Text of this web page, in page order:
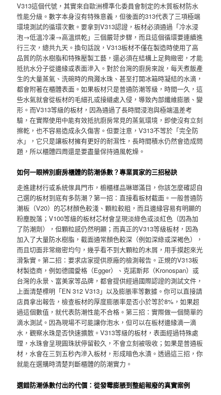
V313這個代號，其實來自歐洲標準化委員會制定的木質板材防水
性能分級。數字本身沒有特殊意義，但後面的313代表了三項極端
環境測試的循環次數。要拿到V313認證，板材必須通過「冷水浸
泡→低溫冷凍→高溫烘乾」三個嚴苛步驟，而且這個循環要連續進
行三次，總共九天。換句話說，V313板材不僅在製造時使用了高
品質的防水樹脂和特殊壓製工藝，還必須在結構上足夠緻密，才能
抵抗水分子從邊緣或表面滲入。對於台灣的廚房來說，每天煮飯產
生的大量蒸氣、洗碗時的飛濺水珠、甚至打開冰箱時凝結的水滴，
都會附著在櫃體表面。如果板材只是普通防潮等級，時間一久，這
些水氣就會從板材的毛細孔或接縫處入侵，導致內部纖維膨脹、變
形。而V313等級的板材，因為通過了長時間浸泡與極端溫差考
驗，在實際使用中能有效抵抗廚房常見的蒸氣環境，即使沒有立刻
擦乾，也不容易造成永久傷害。但要注意，V313不等於「完全防
水」，它只是讓板材擁有更好的耐濕性，長時間積水仍然會造成問
題，所以櫃體四周還是要盡量保持通風乾燥。
如何一眼辨別廚房櫃體的防潮係數？專業買家的三招秘訣
走進建材行或系統傢具門市，櫥櫃樣品琳瑯滿目，你該怎麼確認自
己選的板材到底有多防潮？第一招：直接看板材截面。一般普通防
潮板（V20）的芯材顏色較淺、顆粒較粗，而且邊緣容易有明顯的
粉塵脫落；V100等級的板材芯材會呈現淡綠色或淡紅色（因為加
了防潮劑），但顆粒感仍然明顯；而真正的V313等級板材，因為
加入了大量防水樹脂，截面通常顏色較深（例如深綠或深褐色），
而且切面非常緻密均勻，幾乎看不到大顆粒的木屑，用手摸起來光
滑紮實。第二招：要求店家提供原廠的檢測報告。正規的V313板
材製造商，例如德國愛格（Egger）、克諾斯邦（Kronospan）或
台灣的永景、富美家等品牌，都會提供經過國際認證的測試文件，
上面清楚標明「EN 312 V313」以及膨脹率等數據。你可以直接請
店員拿出報告，檢查板材的厚度膨脹率是否小於等於8%，如果超
過這個數值，就代表防潮性能不合格。第三招：實際做一個簡單的
滴水測試。因為現場不可能讓你泡水，但可以在板材邊緣滴一滴
水，觀察水珠是否快速擴散。V313等級的板材，表面經過特殊處
理，水珠會呈現圓珠狀停留較久，不會立刻被吸收；如果是普通板
材，水會在三到五秒內滲入板材，形成暗色水漬。透過這三招，你
就能在選購時清楚判斷櫃體的防潮實力。
選錯防潮係數付出的代價：從發霉膨脹到整組報廢的真實案例